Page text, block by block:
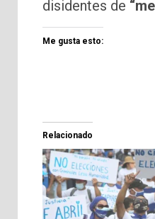
disidentes de
Me gusta esto:
Relacionado